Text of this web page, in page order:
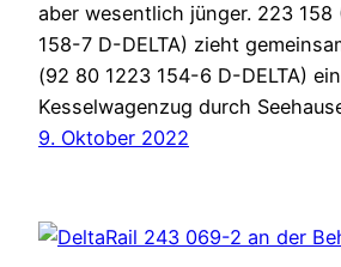
aber wesentlich jünger. 223 158
158-7 D-DELTA) zieht
(92 80 1223 154-6 D-DELTA)
Kesselwagenzug durch
9. Oktober 2022